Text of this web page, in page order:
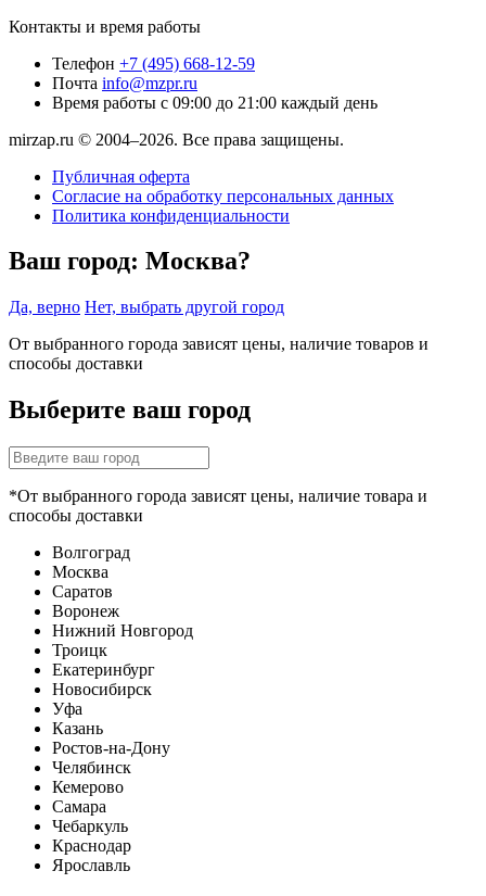
Контакты и время работы
Телефон +7 (495) 668-12-59
Почта info@mzpr.ru
Время работы с 09:00 до 21:00 каждый день
mirzap.ru © 2004–2026. Все права защищены.
Публичная оферта
Согласие на обработку персональных данных
Политика конфиденциальности
Ваш город: Москва?
Да, верно Нет, выбрать другой город
От выбранного города зависят цены, наличие товаров и
способы доставки
Выберите ваш город
*От выбранного города зависят цены, наличие товара и
способы доставки
Волгоград
Москва
Саратов
Воронеж
Нижний Новгород
Троицк
Екатеринбург
Новосибирск
Уфа
Казань
Ростов-на-Дону
Челябинск
Кемерово
Самара
Чебаркуль
Краснодар
Ярославль